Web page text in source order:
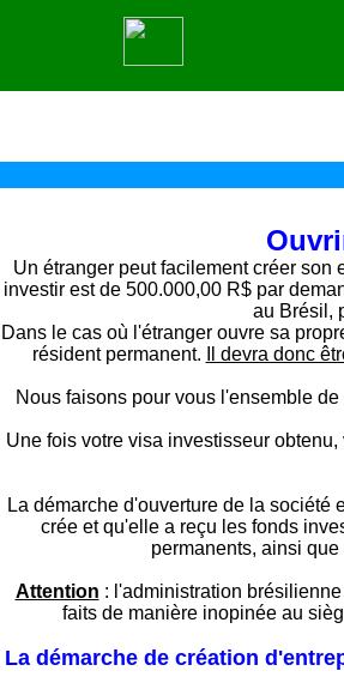
Un étranger peut facilement créer son
investir est de 500.000,00 R$ par
au Brésil,
Dans le cas où l'étranger ouvre sa
résident permanent.
Il devra donc
Nous faisons pour vous l'ensemble
Une fois votre visa investisseur
La démarche d'ouverture de la
crée et qu'elle a reçu les fonds
permanents, ainsi
Attention : l'administration
faits de manière inopinée au
La démarche de création